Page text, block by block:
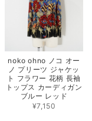
noko ohno ノコ オー
ノ プリーツ ジャケッ
ト フラワー 花柄 長袖
トップス カーディガン
ブルー レッド
¥7,150